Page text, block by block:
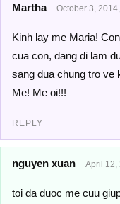
Martha October 3,
Kinh lay me Maria!
cua con, dang di lam
sang dua chung tro ve
Me! Me oi!!!
REPLY
nguyen xuan April 12,
toi da duoc me cuu